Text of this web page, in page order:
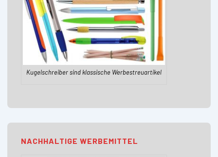
Kugelschreiber sind klassische Werbestreuartikel
NACHHALTIGE WERBEMITTEL